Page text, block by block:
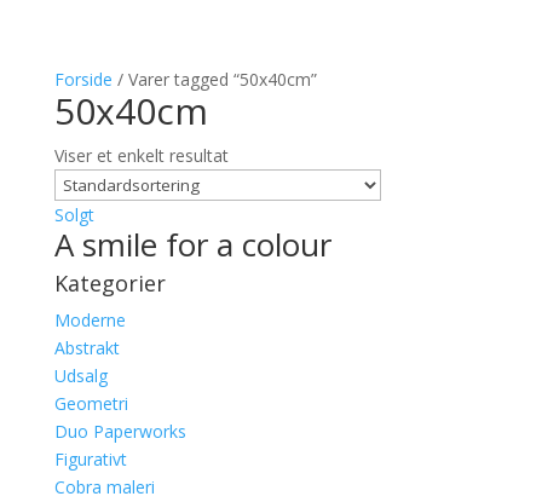
Forside / Varer tagged “50x40cm”
50x40cm
Viser et enkelt resultat
Solgt
A smile for a colour
Kategorier
Moderne
Abstrakt
Udsalg
Geometri
Duo Paperworks
Figurativt
Cobra maleri